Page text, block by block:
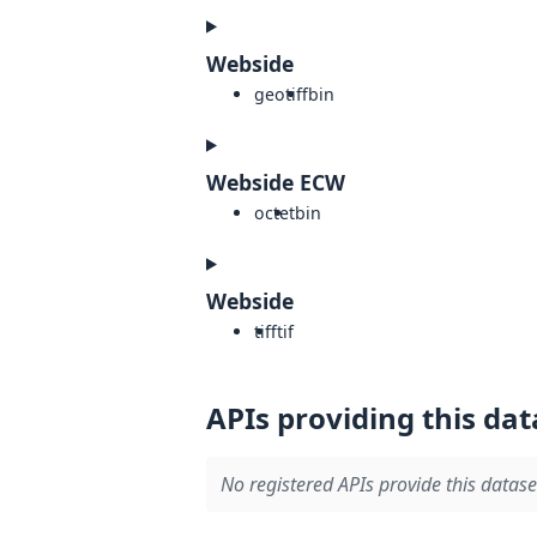
Webside
geotiffbin
Webside ECW
octetbin
Webside
tifftif
APIs providing this
No registered APIs provide this